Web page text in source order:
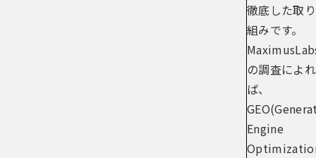
徹底した取り
組みです。
の調査によれ
ば、
Engine